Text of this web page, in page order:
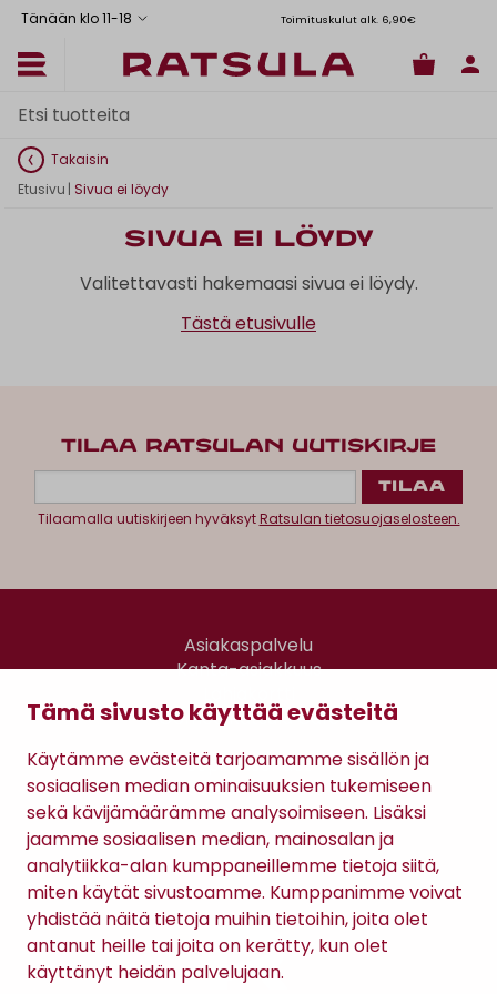
Tämä sivusto käyttää evästeitä
Käytämme evästeitä tarjoamamme sisällön ja
sosiaalisen median ominaisuuksien tukemiseen
sekä kävijämäärämme analysoimiseen. Lisäksi
jaamme sosiaalisen median, mainosalan ja
analytiikka-alan kumppaneillemme tietoja siitä,
miten käytät sivustoamme. Kumppanimme voivat
yhdistää näitä tietoja muihin tietoihin, joita olet
antanut heille tai joita on kerätty, kun olet
käyttänyt heidän palvelujaan.
Tänään klo 11-18 Toimituskulut alk. 6,90€
Takaisin
Etusivu | Sivua ei löydy
Sivua ei löydy
Valitettavasti hakemaasi sivua ei löydy.
Tästä etusivulle
TILAA RATSULAN UUTISKIRJE
Tilaamalla uutiskirjeen hyväksytRatsulan tietosuojaselosteen.
Asiakaspalvelu
Kanta-asiakkuus
Gomee Ratsula Café
Sopimusehdot
Tietosuojaseloste
Maksutavat